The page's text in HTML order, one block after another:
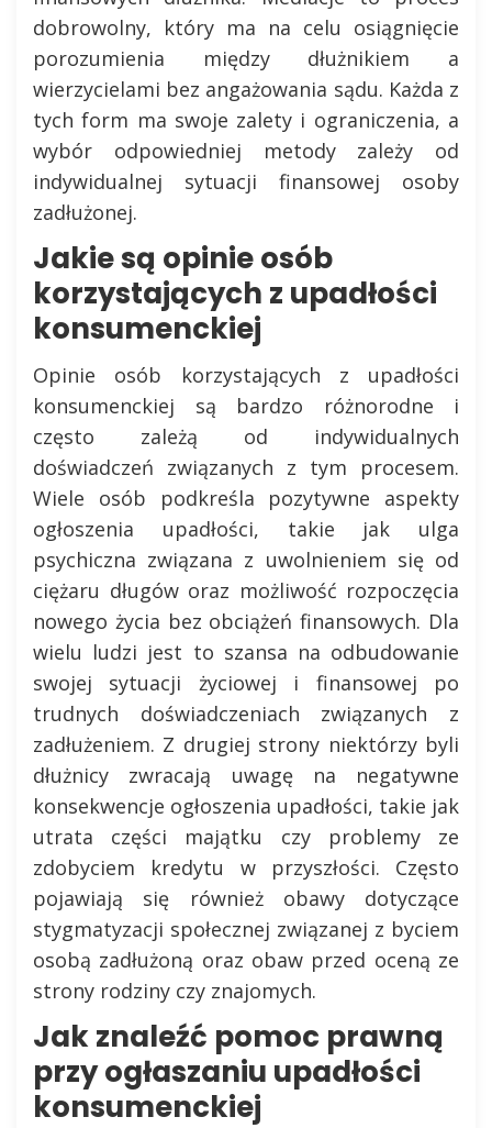
dobrowolny, który ma na celu osiągnięcie
porozumienia między dłużnikiem a
wierzycielami bez angażowania sądu. Każda z
tych form ma swoje zalety i ograniczenia, a
wybór odpowiedniej metody zależy od
indywidualnej sytuacji finansowej osoby
zadłużonej.
Jakie są opinie osób
korzystających z upadłości
konsumenckiej
Opinie osób korzystających z upadłości
konsumenckiej są bardzo różnorodne i
często zależą od indywidualnych
doświadczeń związanych z tym procesem.
Wiele osób podkreśla pozytywne aspekty
ogłoszenia upadłości, takie jak ulga
psychiczna związana z uwolnieniem się od
ciężaru długów oraz możliwość rozpoczęcia
nowego życia bez obciążeń finansowych. Dla
wielu ludzi jest to szansa na odbudowanie
swojej sytuacji życiowej i finansowej po
trudnych doświadczeniach związanych z
zadłużeniem. Z drugiej strony niektórzy byli
dłużnicy zwracają uwagę na negatywne
konsekwencje ogłoszenia upadłości, takie jak
utrata części majątku czy problemy ze
zdobyciem kredytu w przyszłości. Często
pojawiają się również obawy dotyczące
stygmatyzacji społecznej związanej z byciem
osobą zadłużoną oraz obaw przed oceną ze
strony rodziny czy znajomych.
Jak znaleźć pomoc prawną
przy ogłaszaniu upadłości
konsumenckiej